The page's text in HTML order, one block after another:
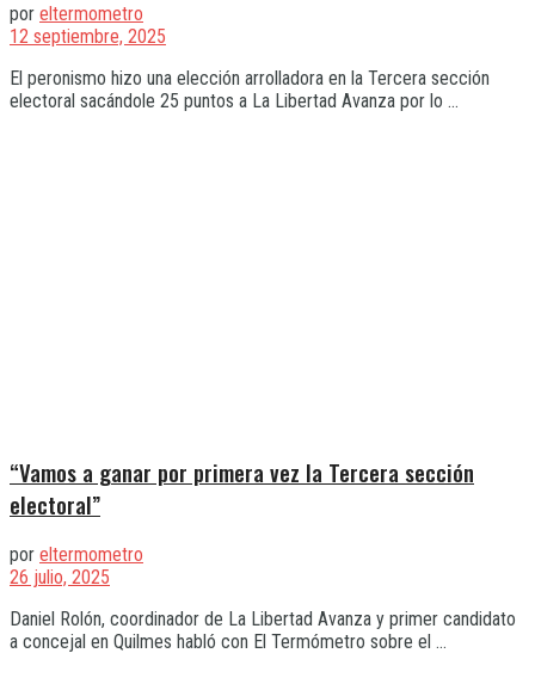
por eltermometro
12 septiembre, 2025
El peronismo hizo una elección arrolladora en la Tercera sección
electoral sacándole 25 puntos a La Libertad Avanza por lo ...
“Vamos a ganar por primera vez la Tercera sección
electoral”
por eltermometro
26 julio, 2025
Daniel Rolón, coordinador de La Libertad Avanza y primer candidato
a concejal en Quilmes habló con El Termómetro sobre el ...